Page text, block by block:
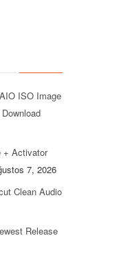
ISO Image
+ Activator
7, 2026
Clean Audio
Release